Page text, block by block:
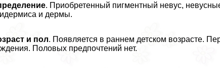
. Приобретенный пигментный невус,
и дермы.
и пол. Появляется в раннем детском возрасте.
Половых предпочтений нет.